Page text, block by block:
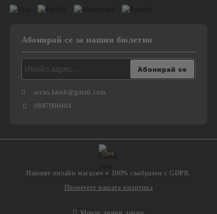
Абонирай се за нашия бюлетин
arcus.knish@gmail.com
0887000404
GDPR
Нашият онлайн магазин е 100% съобразен с GDPR.
Прочетете нашата политика